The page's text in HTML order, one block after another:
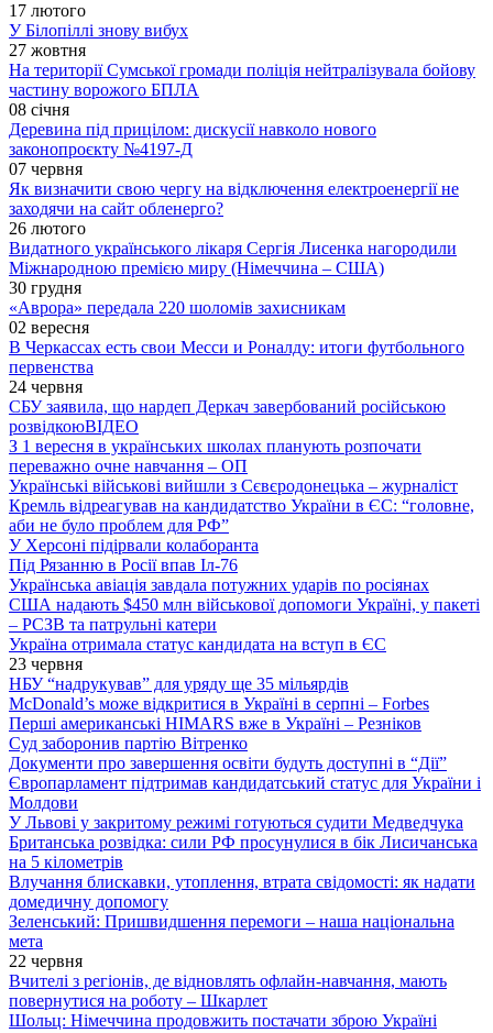
17 лютого
У Білопіллі знову вибух
27 жовтня
На території Сумської громади поліція нейтралізувала бойову
частину ворожого БПЛА
08 січня
Деревина під прицілом: дискусії навколо нового
законопроєкту №4197-Д
07 червня
Як визначити свою чергу на відключення електроенергії не
заходячи на сайт обленерго?
26 лютого
Видатного українського лікаря Сергія Лисенка нагородили
Міжнародною премією миру (Німеччина – США)
30 грудня
«Аврора» передала 220 шоломів захисникам
02 вересня
В Черкассах есть свои Месси и Роналду: итоги футбольного
первенства
24 червня
СБУ заявила, що нардеп Деркач завербований російською
розвідкоюВІДЕО
З 1 вересня в українських школах планують розпочати
переважно очне навчання – ОП
Українські військові вийшли з Сєвєродонецька – журналіст
Кремль відреагував на кандидатство України в ЄС: “головне,
аби не було проблем для РФ”
У Херсоні підірвали колаборанта
Під Рязанню в Росії впав Іл-76
Українська авіація завдала потужних ударів по росіянах
США надають $450 млн військової допомоги Україні, у пакеті
– РСЗВ та патрульні катери
Україна отримала статус кандидата на вступ в ЄС
23 червня
НБУ “надрукував” для уряду ще 35 мільярдів
McDonald’s може відкритися в Україні в серпні – Forbes
Перші американські HIMARS вже в Україні – Резніков
Суд заборонив партію Вітренко
Документи про завершення освіти будуть доступні в “Дії”
Європарламент підтримав кандидатський статус для України і
Молдови
У Львові у закритому режимі готуються судити Медведчука
Британська розвідка: сили РФ просунулися в бік Лисичанська
на 5 кілометрів
Влучання блискавки, утоплення, втрата свідомості: як надати
домедичну допомогу
Зеленський: Пришвидшення перемоги – наша національна
мета
22 червня
Вчителі з регіонів, де відновлять офлайн-навчання, мають
повернутися на роботу – Шкарлет
Шольц: Німеччина продовжить постачати зброю Україні